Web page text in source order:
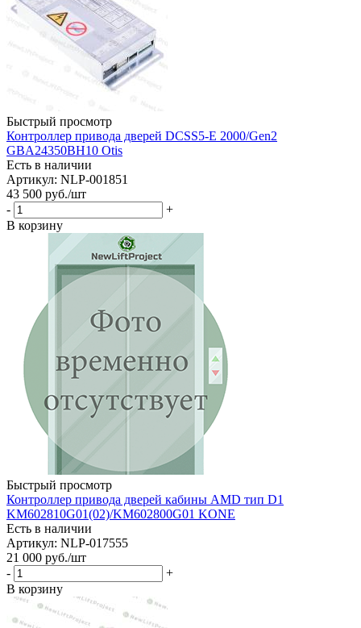
Быстрый просмотр
Контроллер привода дверей DCSS5-E 2000/Gen2
GBA24350BH10 Otis
Есть в наличии
Артикул: NLP-001851
43 500 руб./шт
-
+
В корзину
Быстрый просмотр
Контроллер привода дверей кабины AMD тип D1
KM602810G01(02)/KM602800G01 KONE
Есть в наличии
Артикул: NLP-017555
21 000 руб./шт
-
+
В корзину